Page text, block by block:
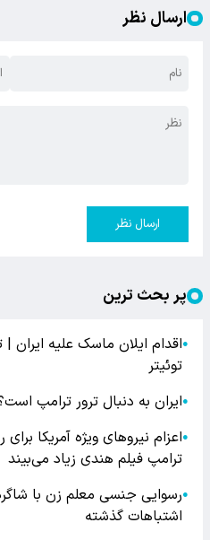
ارسال نظر
ارسال نظر
پر بحث ترین
●اقدام ایلان ماسک علیه ایران
توئیتر
●ایران به دنبال ترور ترامپ
●اعزام نیروهای ویژه آمریکا
ترامپ فیلم هندی زیاد می‌بیند
●
اشتباهات گذشته